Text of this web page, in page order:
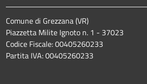
Comune di Grezzana (VR)
Piazzetta Milite Ignoto n. 1 - 37023
Codice Fiscale: 00405260233
Partita IVA: 00405260233